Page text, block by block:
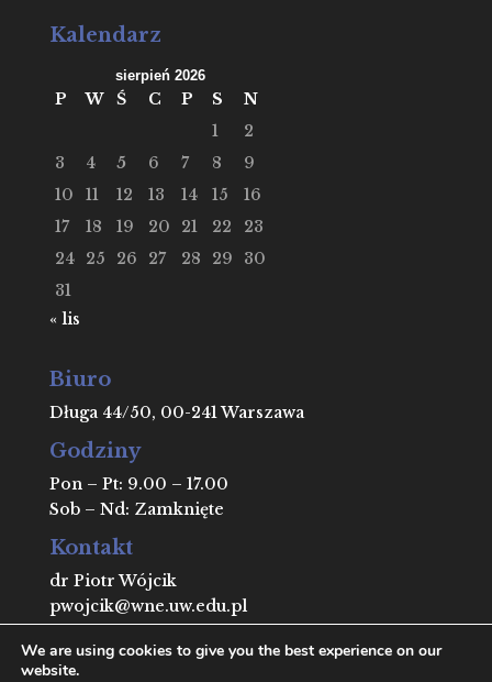
Kalendarz
sierpień 2026
P W Ś C P S
N
1
2
3
4 5 6 7 8
9
10
11 12 13 14 15
16
17
18 19 20 21 22
23
24
25 26 27 28 29
30
31
« lis
Biuro
Długa 44/50, 00-241 Warszawa
Godziny
Pon – Pt: 9.00 – 17.00
Sob – Nd: Zamknięte
Kontakt
dr Piotr Wójcik
pwojcik@wne.uw.edu.pl
We are using cookies to give you the best experience on our
website.